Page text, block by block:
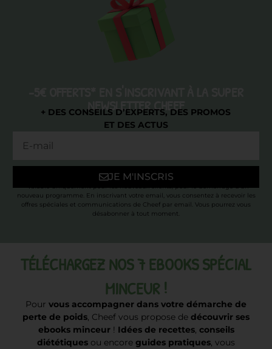
NEWSLETTER CHEEF
+ DES CONSEILS D’EXPERTS, DES PROMOS
ET DES ACTUS
JE M'INSCRIS
* Valable uniquement pour les nouveaux clients, pour le démarrage d’un
nouveau programme. En inscrivant votre email, vous consentez à recevoir les
offres spéciales et communications de Cheef par email. Vous pourrez vous
désabonner à tout moment.
TÉLÉCHARGEZ NOS 7 EBOOKS SPÉCIAL
MINCEUR !
Pour vous accompagner dans votre démarche de
perte de poids, Cheef vous propose de découvrir ses
ebooks minceur! Idées de recettes, conseils
diététiques ou encore guides pratiques, vous